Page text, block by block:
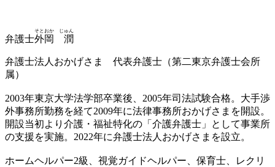
弁護士外岡 潤
そとおか じゅん
弁護士法人おかげさま 代表弁護士（第二東京弁護士会所
属）
2003年東京大学法学部卒業後、2005年司法試験合格。大手渉
外事務所勤務を経て2009年に法律事務所おかげさまを開設。
開設当初より介護・福祉特化の「介護弁護士」として事業所
の支援を実施。2022年に弁護士法人おかげさまを設立。
ホームヘルパー2級、視覚ガイドヘルパー、保育士、レクリ